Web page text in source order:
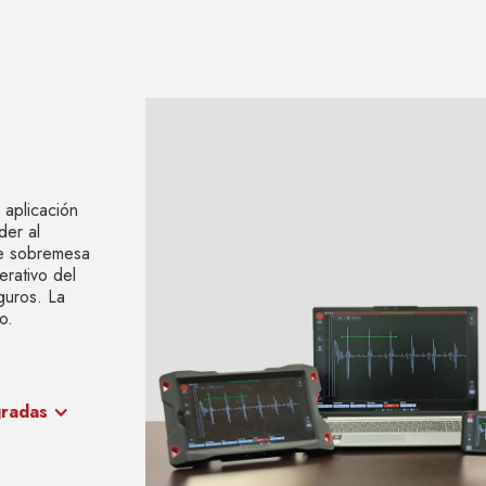
al
sobremesa
del
La